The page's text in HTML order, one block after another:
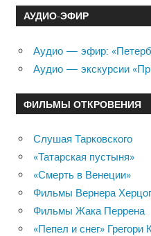
АУДИО-ЭФИР
Аудио — эфир:
Аудио — экскурсии
ФИЛЬМЫ ОТКРОВЕНИЯ
Слушая Тарковского
«Татарская пустыня»
«Смерть в Венеции»
Фильмы Вернера
Фильмы Жака Перрена
«Пепел и снег» Грегори